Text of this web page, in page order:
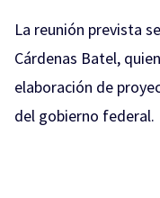
La reunión prevista
Cárdenas Batel,
elaboración de
del gobierno federal.